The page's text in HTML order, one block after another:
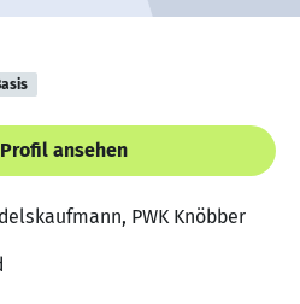
ansehen
PWK Knöbber